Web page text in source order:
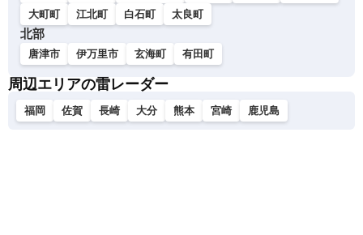
大町町
江北町 白石町 太良町
北部
唐津市 伊万里市 玄海町 有田町
周辺エリアの雷レーダー
福岡 佐賀 長崎 大分 熊本 宮崎 鹿児島